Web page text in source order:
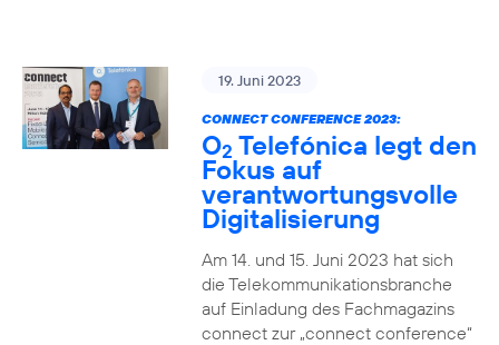
19. Juni 2023
CONNECT CONFERENCE 2023:
O2 Telefónica legt den
Fokus auf
verantwortungsvolle
Digitalisierung
Am 14. und 15. Juni 2023 hat sich
die Telekommunikationsbranche
auf Einladung des Fachmagazins
connect zur „connect conference“